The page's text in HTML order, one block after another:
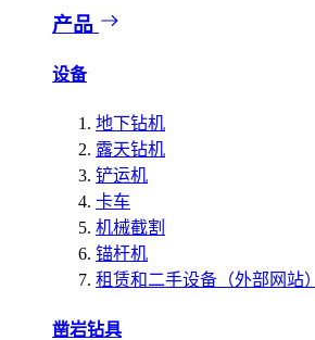
产品
设备
地下钻机
露天钻机
铲运机
卡车
机械截割
锚杆机
租赁和二手设备（外部网站）
凿岩钻具